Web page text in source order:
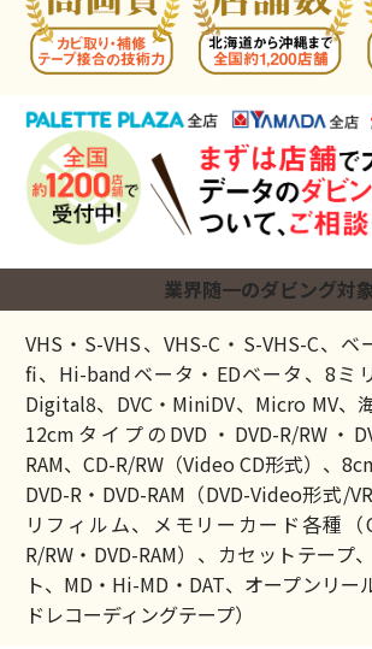
業界随一のダビング対
VHS・S-VHS、VHS-C・S-VHS-C、
fi、Hi-bandベータ・EDベータ、8ミ
Digital8、DVC・MiniDV、Micro MV、
12cmタイプのDVD・DVD-R/RW・
RAM、CD-R/RW（Video CD形式）、
DVD-R・DVD-RAM（DVD-Video形式/
リフィルム、メモリーカード各種（
R/RW・DVD-RAM）、カセットテープ
ト、MD・Hi-MD・DAT、オープンリー
ドレコーディングテープ）